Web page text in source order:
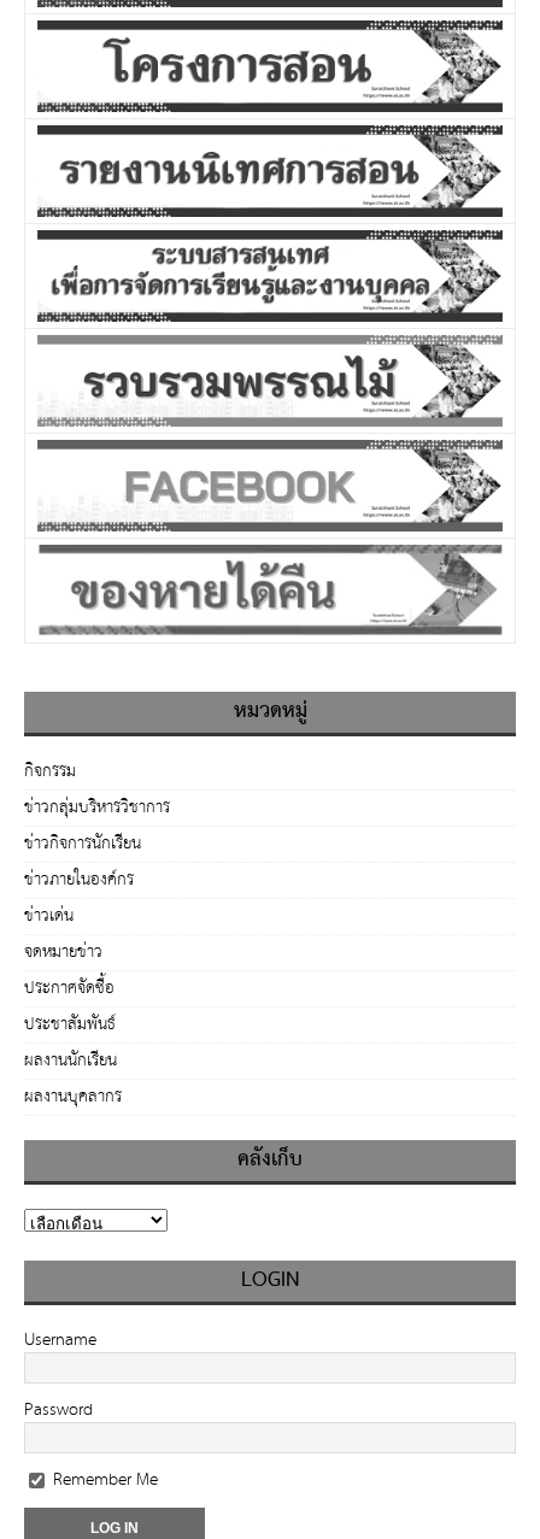
หมวดหมู่
กิจกรรม
ข่าวกลุ่มบริหารวิชาการ
ข่าวกิจการนักเรียน
ข่าวภายในองค์กร
ข่าวเด่น
จดหมายข่าว
ประกาศจัดซื้อ
ประชาสัมพันธ์
ผลงานนักเรียน
ผลงานบุคลากร
คลังเก็บ
LOGIN
Username
Password
Remember Me